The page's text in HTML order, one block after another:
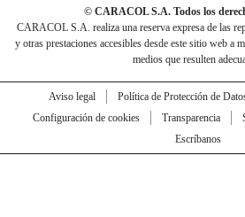
© CARACOL S.A. Todos los
CARACOL S.A. realiza una reserva expresa de las
y otras prestaciones accesibles desde este sitio web a
medios que resulten
Aviso legal Política de Protección de
Configuración de cookies
Transparencia
Escríbanos